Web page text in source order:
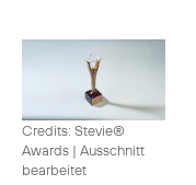
Credits: Stevie®
Awards | Ausschnitt
bearbeitet